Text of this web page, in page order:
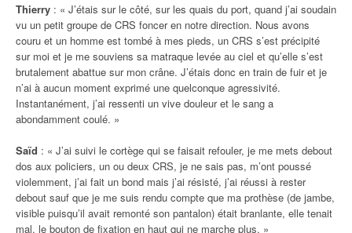
Thierry : « J’étais sur le côté, sur les quais du port, quand j’ai soudain
vu un petit groupe de CRS foncer en notre direction. Nous avons
couru et un homme est tombé à mes pieds, un CRS s’est précipité
sur moi et je me souviens sa matraque levée au ciel et qu’elle s’est
brutalement abattue sur mon crâne. J’étais donc en train de fuir et je
n’ai à aucun moment exprimé une quelconque agressivité.
Instantanément, j’ai ressenti un vive douleur et le sang a
abondamment coulé. »
Saïd : « J’ai suivi le cortège qui se faisait refouler, je me mets debout
dos aux policiers, un ou deux CRS, je ne sais pas, m’ont poussé
violemment, j’ai fait un bond mais j’ai résisté, j’ai réussi à rester
debout sauf que je me suis rendu compte que ma prothèse (de jambe,
visible puisqu’il avait remonté son pantalon) était branlante, elle tenait
mal, le bouton de fixation en haut qui ne marche plus. »